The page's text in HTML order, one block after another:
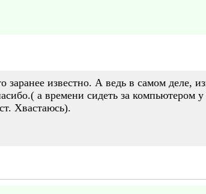
известно. А ведь в самом деле,
а времени сидеть за компьютером
Хвастаюсь).